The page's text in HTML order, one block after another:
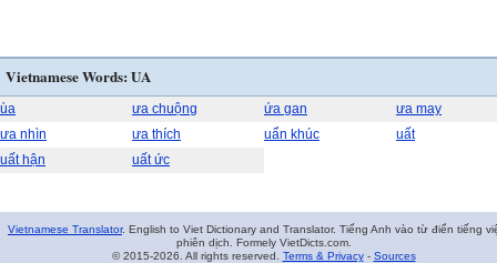
Vietnamese Words: UA
ùa ưa chuộng ứa gan
ưa may
ưa nhìn
ưa thích uẩn khúc
uất
uất hận
uất ức
Vietnamese Translator. English to Viet Dictionary and Translator. Tiếng Anh vào từ điển tiếng
phiên dịch. Formely VietDicts.com.
© 2015-2026. All rights reserved. Terms & Privacy- Sources